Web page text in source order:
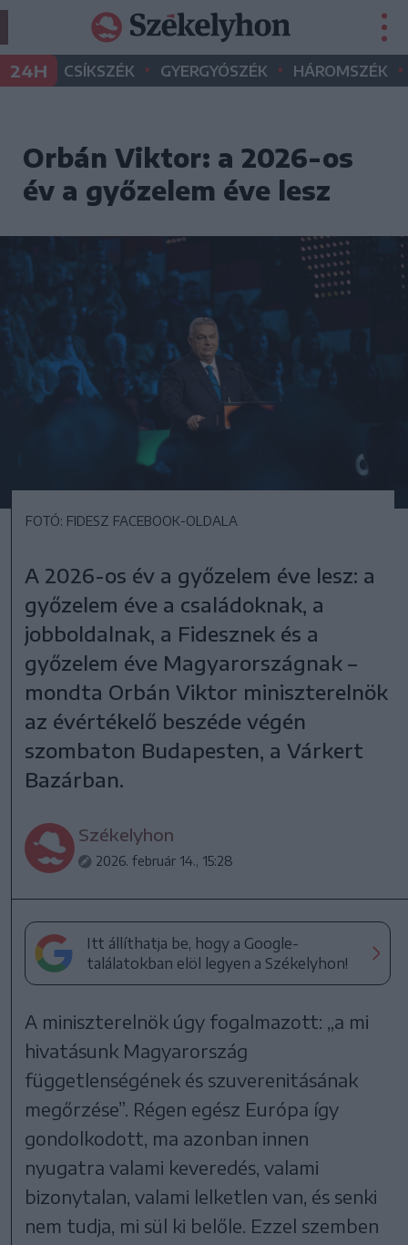
24H CSÍKSZÉK • GYERGYÓSZÉK • HÁROMSZÉK •
Orbán Viktor: a 2026-os
év a győzelem éve lesz
FOTÓ: FIDESZ FACEBOOK-OLDALA
A 2026-os év a győzelem éve lesz: a
győzelem éve a családoknak, a
jobboldalnak, a Fidesznek és a
győzelem éve Magyarországnak –
mondta Orbán Viktor miniszterelnök
az évértékelő beszéde végén
szombaton Budapesten, a Várkert
Bazárban.
Székelyhon
2026. február 14., 15:28
Itt állíthatja be, hogy a Google-
találatokban elöl legyen a Székelyhon!
A miniszterelnök úgy fogalmazott: „a mi
hivatásunk Magyarország
függetlenségének és szuverenitásának
megőrzése”. Régen egész Európa így
gondolkodott, ma azonban innen
nyugatra valami keveredés, valami
bizonytalan, valami lelketlen van, és senki
nem tudja, mi sül ki belőle. Ezzel szemben